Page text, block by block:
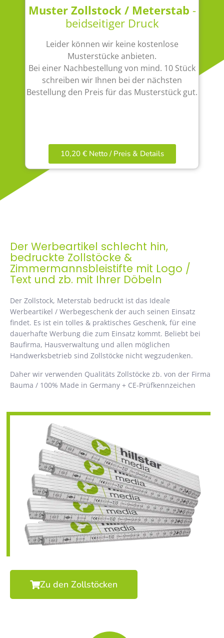
Muster Zollstock / Meterstab -
beidseitiger Druck
Leider können wir keine kostenlose
Musterstücke anbieten.
Bei einer Nachbestellung von mind. 10 Stück
schreiben wir Ihnen bei der nächsten
Bestellung den Preis für das Musterstück gut.
10,20 € Netto / Preis & Details
Der Werbeartikel schlecht hin,
bedruckte Zollstöcke &
Zimmermannsbleistifte mit Logo /
Text und zb. mit Ihrer Döbeln
Der Zollstock, Meterstab bedruckt ist das Ideale
Werbeartikel / Werbegeschenk der auch seinen Einsatz
findet. Es ist ein tolles & praktisches Geschenk, für eine
dauerhafte Werbung die zum Einsatz kommt. Beliebt bei
Baufirma, Hausverwaltung und allen möglichen
Handwerksbetrieb sind Zollstöcke nicht wegzudenken.
Daher wir verwenden Qualitäts Zollstöcke zb. von der Firma
Bauma / 100% Made in Germany + CE-Prüfkennzeichen
Zu den Zollstöcken